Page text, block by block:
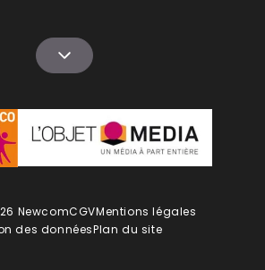
NewcomCGVMentions légales
des donnéesPlan du site